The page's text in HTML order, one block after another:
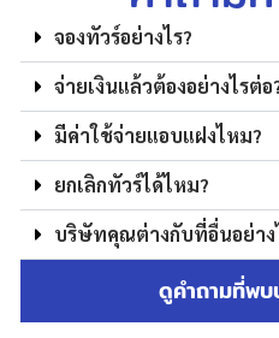
จองทัวร์อย่างไร?
จ่ายเงินแล้วต้องอย่างไรต่อ
มีค่าใช้จ่ายแอบแฝงไหม?
ยกเลิกทัวร์ได้ไหม?
บริษัทคุณต่างกับที่อื่นอย่าง
ดูคำถามที่พ